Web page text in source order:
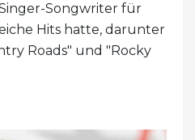
Songwriter für
Hits hatte, darunter
Roads" und "Rocky